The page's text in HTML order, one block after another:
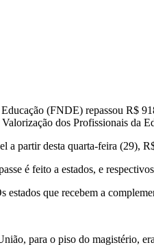
(FNDE) repassou R$
dos Profissionais da
a partir desta quarta-feira (29),
é feito a estados, e
estados que recebem a
para o piso do magistério,